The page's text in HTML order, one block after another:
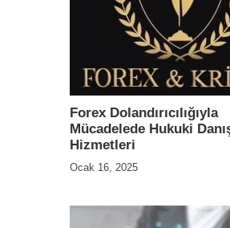
Forex Dolandırıcılığıyla
Mücadelede Hukuki
Hizmetleri
Ocak 16, 2025